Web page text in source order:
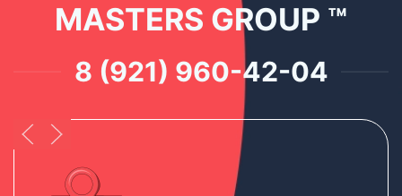
MASTERS GROUP ™
8 (921) 960-42-04